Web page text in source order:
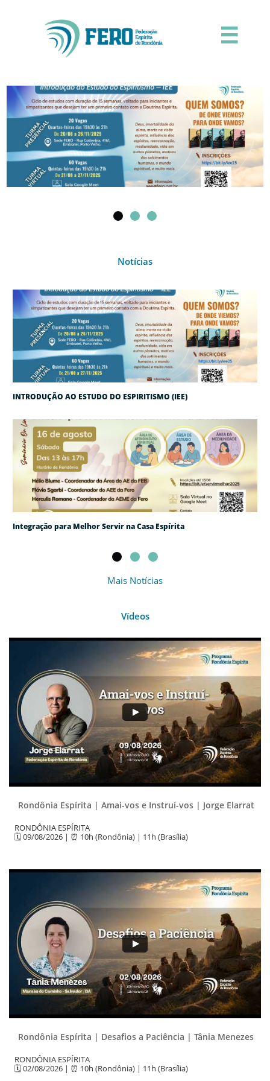

Notícias
INTRODUÇÃO AO ESTUDO DO ESPIRITISMO (IEE)
Integração para Melhor Servir na Casa Espírita
Mais Notícias
Vídeos
Rondônia Espírita | Amai-vos e Instruí-vos | Jorge Elarrat
RONDÔNIA ESPÍRITA
🗓 09/08/2026 | ⏰ 10h (Rondônia) | 11h (Brasília)
Rondônia Espírita | Desafios a Paciência | Tânia Menezes
RONDÔNIA ESPÍRITA
🗓 02/08/2026 | ⏰ 10h (Rondônia) | 11h (Brasília)